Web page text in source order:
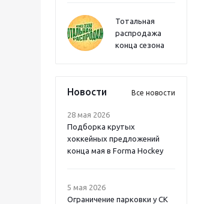
Тотальная
распродажа
конца сезона
Новости Все новости
28 мая 2026
Подборка крутых
хоккейных предложений
конца мая в Forma Hockey
5 мая 2026
Ограничение парковки у СК